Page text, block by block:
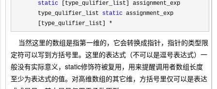
static [type_qulifier_list] assignment_exp
    type_qulifier_list
static assignment_exp
    [type_qulifier_list]
*
当然这里的数组是指第一维的，它会转换成指针，指针的类型限
定符可以写到方括号里。这里的表达式（不可以是逗号表达式）一
般没有实际意义，static修饰符被复用，用来提醒调用者数组长度
至少为表达式的值。对高维数组的其它维，方括号里仅可以是表达